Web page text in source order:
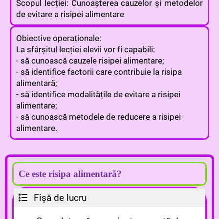
Scopul lecției: Cunoașterea cauzelor și metodelor
de evitare a risipei alimentare
Obiective operaționale:
La sfârșitul lecției elevii vor fi capabili:
- să cunoască cauzele risipei alimentare;
- să identifice factorii care contribuie la risipa
alimentară;
- să identifice modalitățile de evitare a risipei
alimentare;
- să cunoască metodele de reducere a risipei
alimentare.
Ce este risipa alimentară?
Fișă de lucru